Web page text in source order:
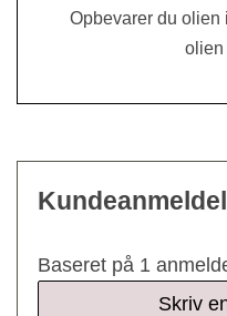
Opbevarer du olien
olien
Baseret på 1
Skriv